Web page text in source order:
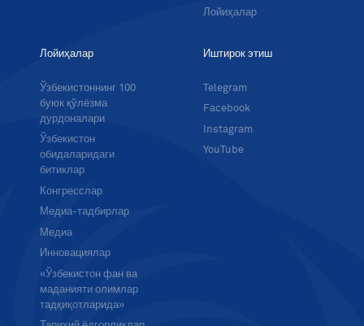
Лойиҳалар
Лойиҳалар
Ўзбекистоннинг 100
буюк қўлёзма
дурдоналари
Ўзбекистон
обидаларидаги
битиклар
Конгресслар
Медиа-тадбирлар
Медиа
Инновациялар
«Ўзбекистон фан ва
маданияти олимлар
тадқиқотларида»
Иштирок этиш
Telegram
Facebook
Instagram
YouTube